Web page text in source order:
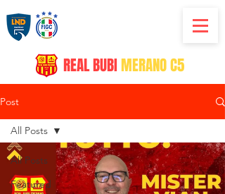
REALBUBIMERANO C5
Post
All Posts
Featured
All Posts